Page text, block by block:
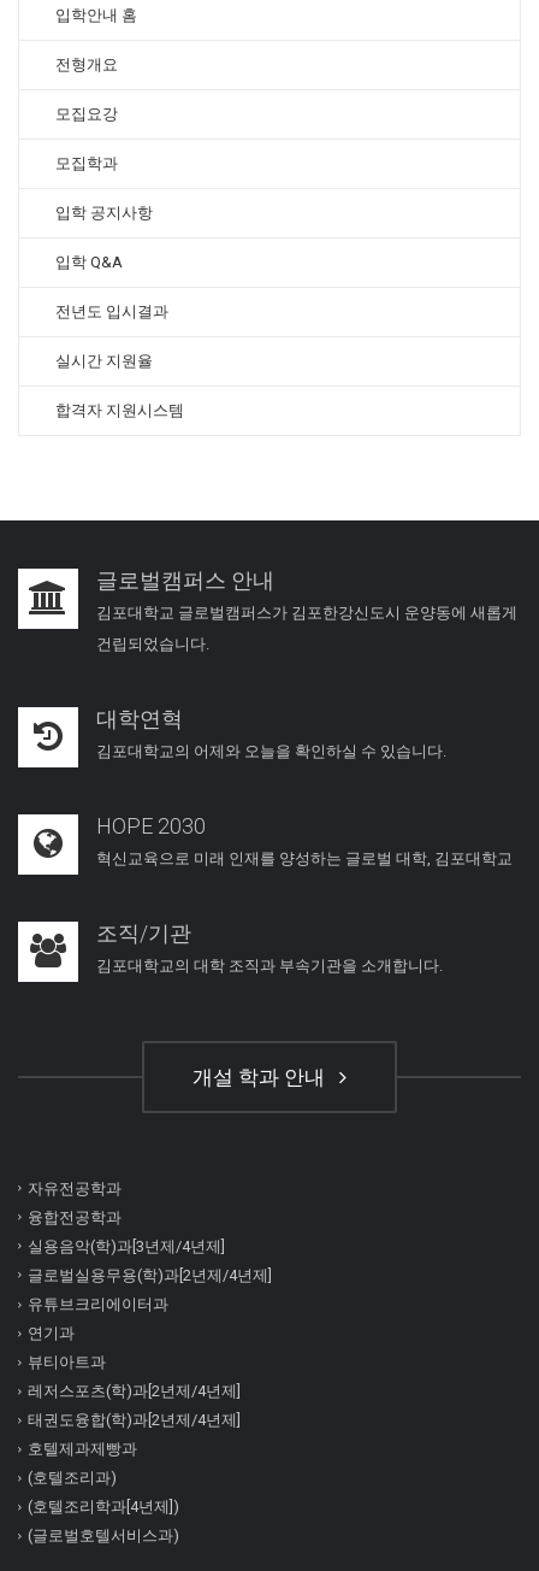
입학안내 홈
전형개요
모집요강
모집학과
입학 공지사항
입학 Q&A
전년도 입시결과
실시간 지원율
합격자 지원시스템
글로벌캠퍼스 안내
김포대학교 글로벌캠퍼스가 김포한강신도시 운양동에 새롭게
건립되었습니다.
대학연혁
김포대학교의 어제와 오늘을 확인하실 수 있습니다.
HOPE 2030
혁신교육으로 미래 인재를 양성하는 글로벌 대학, 김포대학교
조직/기관
김포대학교의 대학 조직과 부속기관을 소개합니다.
개설 학과 안내
자유전공학과
융합전공학과
실용음악(학)과[3년제/4년제]
글로벌실용무용(학)과[2년제/4년제]
유튜브크리에이터과
연기과
뷰티아트과
레저스포츠(학)과[2년제/4년제]
태권도융합(학)과[2년제/4년제]
호텔제과제빵과
(호텔조리과)
(호텔조리학과[4년제])
(글로벌호텔서비스과)